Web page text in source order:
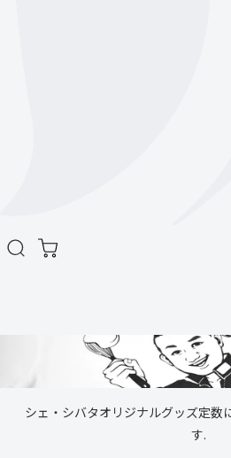
シェ・シバタオリジナルグッズ定数
す.